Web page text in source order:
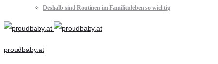
Deshalb sind Routinen im Familienleben so wichtig
proudbaby.at